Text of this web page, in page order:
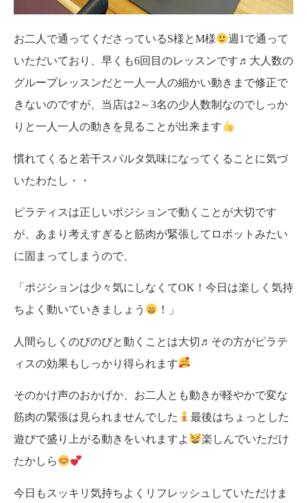
お二人で通ってくださっているS様とM様
週1で通って
いただいており、早くも6回目のレッスンです♬大人数の
グループレッスンだと一人一人の細かい動きまで修正で
きないのですが、当店は2～3名の少人数制なのでしっか
りと一人一人の動きを見ることが出来ます
慣れてくると若干スパルタ気味になってくることに気づ
いたわたし・・
ピラティスは正しいポジションで動くことが大切です
が、あまり考えすぎると筋肉が緊張してロボットみたい
に固まってしまうので、
「ポジションは少々気にしなくてOK！今日は楽しく気持
ちよく動いていきましょう
！」
人間らしくのびのびと動くことは大切♬その方がピラテ
ィスの効果もしっかり得られます
そのかけ声のおかげか、お二人とも動きが軽やかで変な
筋肉の緊張は見られませんでした
最後はちょっとした
遊びで盛り上がる動きをいれますよ
楽しんでいただけ
たかしら
今日もスッキリ気持ちよくリフレッシュしていただけま